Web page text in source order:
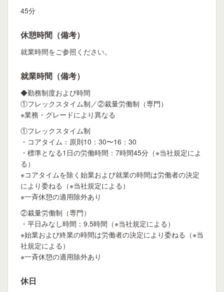
45分
休憩時間（備考）
就業時間をご参照ください。
就業時間（備考）
◆勤務制度および時間
①フレックスタイム制／②裁量労働制（専門）
※業務・グレードにより異なる
①フレックスタイム制
・コアタイム：原則10：30〜16：30
・標準となる1日の労働時間：7時間45分（※当社規定によ
る）
※コアタイムを除く始業および就業の時間は労働者の決定
により委ねる（※当社規定による）
※一斉休憩の適用除外あり
②裁量労働制（専門）
・平日みなし時間：9.5時間（※当社規定による）
※始業および終業の時間は労働者の決定により委ねる（※当
社規定による）
※一斉休憩の適用除外あり
休日